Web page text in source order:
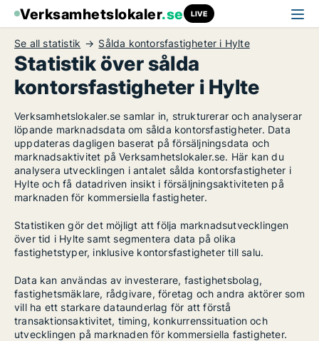
Verksamhetslokaler.se LIVE
Se all statistik Sålda kontorsfastigheter i Hylte
Statistik över sålda
kontorsfastigheter i Hylte
Verksamhetslokaler.se samlar in, strukturerar och analyserar
löpande marknadsdata om sålda kontorsfastigheter. Data
uppdateras dagligen baserat på försäljningsdata och
marknadsaktivitet på Verksamhetslokaler.se. Här kan du
analysera utvecklingen i antalet sålda kontorsfastigheter i
Hylte och få datadriven insikt i försäljningsaktiviteten på
marknaden för kommersiella fastigheter.
Statistiken gör det möjligt att följa marknadsutvecklingen
över tid i Hylte samt segmentera data på olika
fastighetstyper, inklusive kontorsfastigheter till salu.
Data kan användas av investerare, fastighetsbolag,
fastighetsmäklare, rådgivare, företag och andra aktörer som
vill ha ett starkare dataunderlag för att förstå
transaktionsaktivitet, timing, konkurrenssituation och
utvecklingen på marknaden för kommersiella fastigheter.